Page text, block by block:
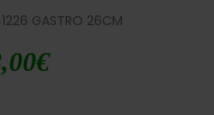
GASTRO 26CM
€